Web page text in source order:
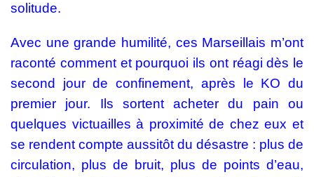
solitude.
Avec une grande humilité, ces Marseillais m’ont
raconté comment et pourquoi ils ont réagi dès le
second jour de confinement, après le KO du
premier jour. Ils sortent acheter du pain ou
quelques victuailles à proximité de chez eux et
se rendent compte aussitôt du désastre : plus de
circulation, plus de bruit, plus de points d’eau,